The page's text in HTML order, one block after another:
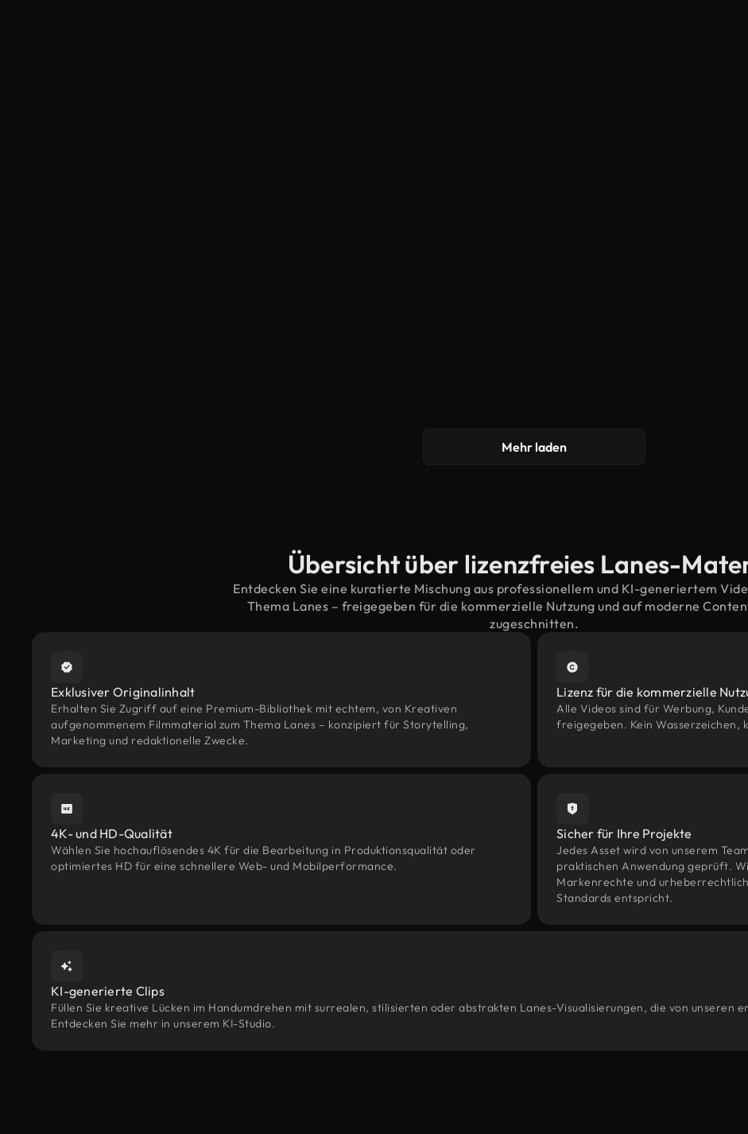
Mehr laden
Übersicht über lizenzfreies Lanes-
Entdecken Sie eine kuratierte Mischung aus professionellem und KI-generiertem
Thema Lanes – freigegeben für die kommerzielle Nutzung und auf moderne
zugeschnitten.
Exklusiver Originalinhalt
Erhalten Sie Zugriff auf eine Premium-Bibliothek mit echtem, von Kreativen
aufgenommenem Filmmaterial zum Thema Lanes – konzipiert für Storytelling,
Marketing und redaktionelle Zwecke.
Lizenz für die kommerzielle
Alle Videos sind für Werbung,
freigegeben. Kein Wasserzeichen,
4K- und HD-Qualität
Wählen Sie hochauflösendes 4K für die Bearbeitung in Produktionsqualität oder
optimiertes HD für eine schnellere Web- und Mobilperformance.
Sicher für Ihre Projekte
Jedes Asset wird von unserem
praktischen Anwendung geprüft.
Markenrechte und
Standards entspricht.
KI-generierte Clips
Füllen Sie kreative Lücken im Handumdrehen mit surrealen, stilisierten oder abstrakten Lanes-Visualisierungen, die von unseren
Entdecken Sie mehr in unserem KI-Studio.